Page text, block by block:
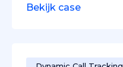
Bekijk case